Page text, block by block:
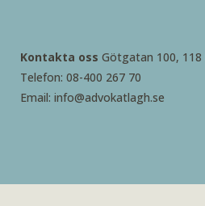
Kontakta oss Götgatan 100,
Telefon: 08-400 267 70
Email: info@advokatlagh.se